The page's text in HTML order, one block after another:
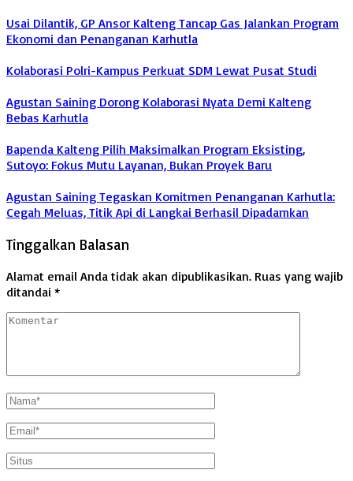
Usai Dilantik, GP Ansor Kalteng Tancap Gas Jalankan Program
Ekonomi dan Penanganan Karhutla
Kolaborasi Polri-Kampus Perkuat SDM Lewat Pusat Studi
Agustan Saining Dorong Kolaborasi Nyata Demi Kalteng
Bebas Karhutla
Bapenda Kalteng Pilih Maksimalkan Program Eksisting,
Sutoyo: Fokus Mutu Layanan, Bukan Proyek Baru
Agustan Saining Tegaskan Komitmen Penanganan Karhutla:
Cegah Meluas, Titik Api di Langkai Berhasil Dipadamkan
Tinggalkan Balasan
Alamat email Anda tidak akan dipublikasikan. Ruas yang wajib
ditandai *